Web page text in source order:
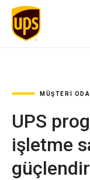
MÜŞTERI
UPS
işletme